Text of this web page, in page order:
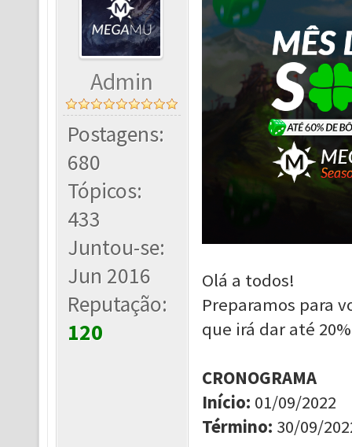
Admin
Postagens:
680
Tópicos:
433
Juntou-se:
Jun 2016
Reputação:
120
Olá a todos!
Preparamos para
que irá dar até
CRONOGRAMA
Início: 01/09/2022
Término: 30/09/